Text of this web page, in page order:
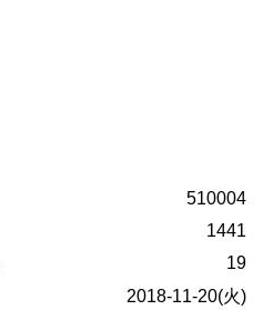
510004
1441
19
2018-11-20(火)